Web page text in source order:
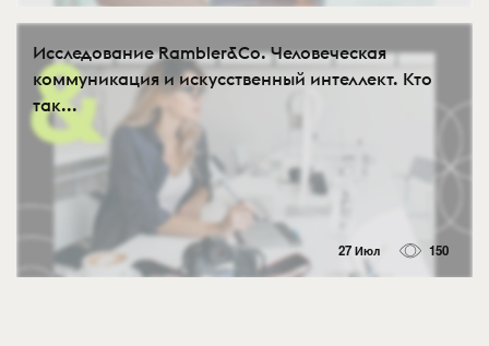
Исследование Rambler&Co. Человеческая
коммуникация и искусственный интеллект. Кто
так...
27 Июл 150